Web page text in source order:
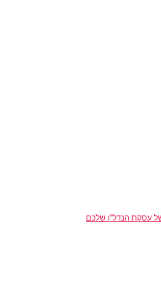
עסקת הנדל”ן שלכם